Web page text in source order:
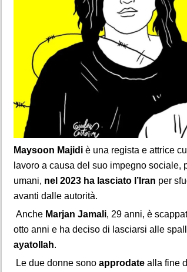
Maysoon Majidi è una regista e attrice
lavoro a causa del suo impegno sociale,
umani, nel 2023 ha lasciato l’Iran per
avanti dalle autorità.
Anche Marjan Jamali, 29 anni, è
otto anni e ha deciso di lasciarsi alle
ayatollah.
Le due donne sono approdate alla fine